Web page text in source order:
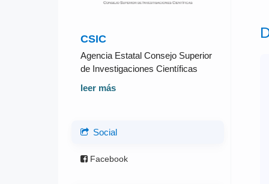
CSIC
Agencia Estatal Consejo Superior
de Investigaciones Científicas
leer más
Social
Facebook